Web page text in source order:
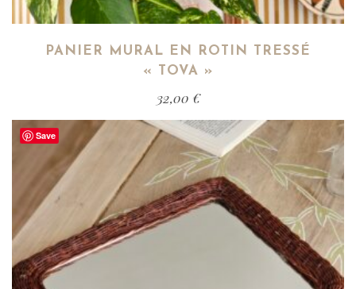
PANIER MURAL EN ROTIN TRESSÉ
« TOVA »
32,00 €
Save